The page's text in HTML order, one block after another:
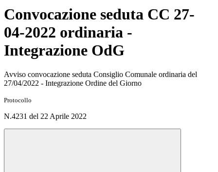
Convocazione seduta CC 27-
04-2022 ordinaria -
Integrazione OdG
Avviso convocazione seduta Consiglio Comunale ordinaria del
27/04/2022 - Integrazione Ordine del Giorno
Protocollo
N.4231 del 22 Aprile 2022